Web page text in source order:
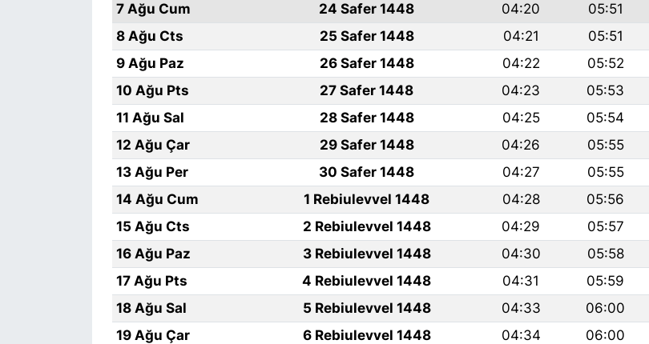
7 Ağu Cum
24 Safer 1448 04:20 05:51
8 Ağu Cts
25 Safer 1448 04:21 05:51
9 Ağu Paz
26 Safer 1448 04:22 05:52
10 Ağu Pts
27 Safer 1448 04:23 05:53
11 Ağu Sal
28 Safer 1448 04:25 05:54
12 Ağu Çar
29 Safer 1448 04:26 05:55
13 Ağu Per
30 Safer 1448 04:27 05:55
14 Ağu Cum
1 Rebiulevvel 1448 04:28 05:56
15 Ağu Cts
2 Rebiulevvel 1448 04:29 05:57
16 Ağu Paz
3 Rebiulevvel 1448 04:30 05:58
17 Ağu Pts
4 Rebiulevvel 1448 04:31 05:59
18 Ağu Sal
5 Rebiulevvel 1448 04:33 06:00
19 Ağu Çar
6 Rebiulevvel 1448 04:34 06:00